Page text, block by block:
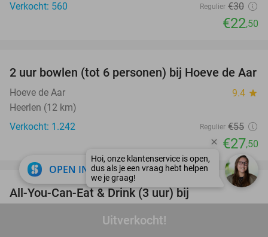
Uitverkocht!
Verkocht: 560
Regulier €30
€22,50
50%
2 uur bowlen (tot 6 personen) bij Hoeve de Aar
Hoeve de Aar 9.4 star
Heerlen (12 km)
Verkocht: 1.242
Regulier €55
€27,50
favorite_border
All-You-Can-Eat & Drink (3 uur) bij
OPEN IN APP close